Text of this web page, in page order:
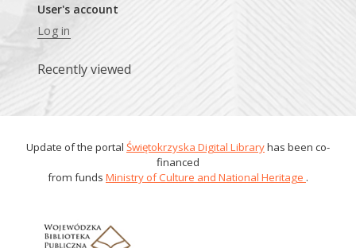
User's account
Log in
Recently viewed
Update of the portal Świętokrzyska Digital Libraryhas been co-
financed
from funds Ministry of Culture and National Heritage .